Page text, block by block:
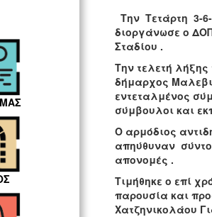
Την Τετάρτη 3-
διοργάνωσε ο
Σταδίου .
Την τελετή
δήμαρχος
εντεταλμένος
σύμβουλοι και
Ο αρμόδιος
απηύθυναν
απονομές .
Τιμήθηκε ο επί
παρουσία και
Χατζηνικολάου